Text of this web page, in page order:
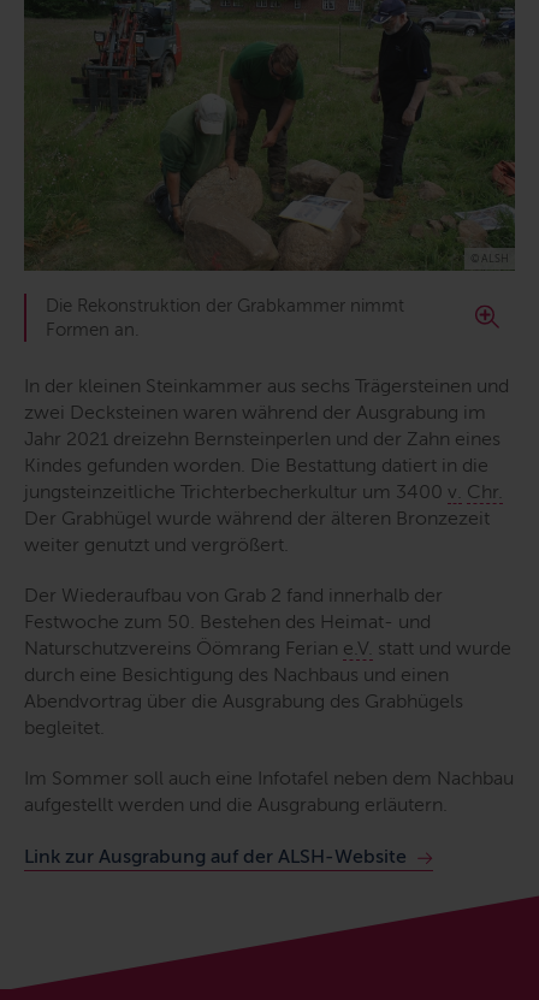
© ALSH
Die Rekonstruktion der Grabkammer nimmt
Formen an.
In der kleinen Steinkammer aus sechs Trägersteinen und
zwei Decksteinen waren während der Ausgrabung im
Jahr 2021 dreizehn Bernsteinperlen und der Zahn eines
Kindes gefunden worden. Die Bestattung datiert in die
jungsteinzeitliche Trichterbecherkultur um 3400 v. Chr.
Der Grabhügel wurde während der älteren Bronzezeit
weiter genutzt und vergrößert.
Der Wiederaufbau von Grab 2 fand innerhalb der
Festwoche zum 50. Bestehen des Heimat- und
Naturschutzvereins Öömrang Ferian e.V. statt und wurde
durch eine Besichtigung des Nachbaus und einen
Abendvortrag über die Ausgrabung des Grabhügels
begleitet.
Im Sommer soll auch eine Infotafel neben dem Nachbau
aufgestellt werden und die Ausgrabung erläutern.
Link zur Ausgrabung auf der ALSH-Website